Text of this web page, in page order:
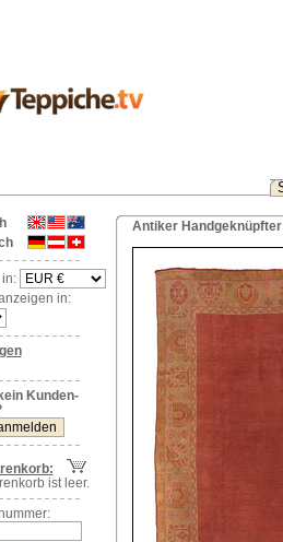
in:
in:
Kunden-
ist leer.
Antiker